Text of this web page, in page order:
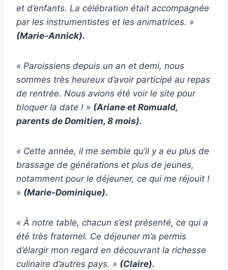
et d’enfants. La célébration était accompagnée
par les instrumentistes et les animatrices. »
(Marie-Annick).
« Paroissiens depuis un an et demi, nous
sommes très heureux d’avoir participé au repas
de rentrée. Nous avions été voir le site pour
bloquer la date ! » (Ariane et Romuald,
parents de Domitien, 8 mois).
« Cette année, il me semble qu’il y a eu plus de
brassage de générations et plus de jeunes,
notamment pour le déjeuner, ce qui me réjouit !
» (Marie-Dominique).
« À notre table, chacun s’est présenté, ce qui a
été très fraternel. Ce déjeuner m’a permis
d’élargir mon regard en découvrant la richesse
culinaire d’autres pays. » (Claire).